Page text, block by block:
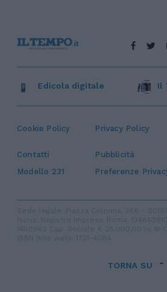
Cookie Policy Privacy Policy
Contatti Pubblicità
Modello 231
Preferenze
Edicola digitale Il
TORNA SU